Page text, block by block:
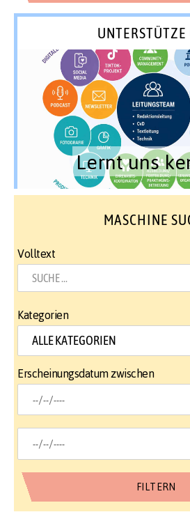
UNTERSTÜTZE
Lernt uns
MASCHINE
Volltext
Kategorien
Erscheinungsdatum zwischen